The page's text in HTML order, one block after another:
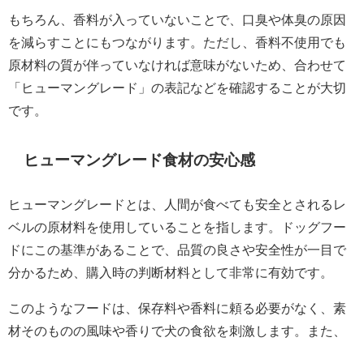
もちろん、香料が入っていないことで、口臭や体臭の原因
を減らすことにもつながります。ただし、香料不使用でも
原材料の質が伴っていなければ意味がないため、合わせて
「ヒューマングレード」の表記などを確認することが大切
です。
ヒューマングレード食材の安心感
ヒューマングレードとは、人間が食べても安全とされるレ
ベルの原材料を使用していることを指します。ドッグフー
ドにこの基準があることで、品質の良さや安全性が一目で
分かるため、購入時の判断材料として非常に有効です。
このようなフードは、保存料や香料に頼る必要がなく、素
材そのものの風味や香りで犬の食欲を刺激します。また、